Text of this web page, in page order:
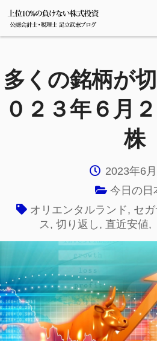
多くの銘柄が
０２３年６月
株
2023年6
今日の日
オリエンタルランド, セ
ス, 切り返し , 直近安値,